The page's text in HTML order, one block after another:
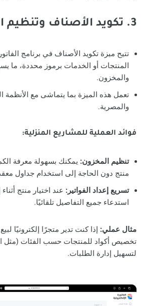
3. تكويد الأصناف وتنظيم المنتجات
تتيح ميزة تكويد الأصناف في برنامج
المنتجات أو الخدمات برموز محددة، ما
والمخزون.
تعمل هذه الميزة بما يتماشى مع الأنظمة
والمصرية.
فوائد العملية للمشاريع المنزلية:
تنظيم المخزون: يمكنك بسهولة معرفة
منتج دون الحاجة إلى استخدام جداول
تسريع إعداد الفواتير: عند اختيار منتج
استدعاء جميع التفاصيل تلقائيًا.
مثال عملي: إذا كنت تدير متجرًا إلكترونيًا
تخصيص أكواد للمنتجات حسب الفئات (مثل
لتسهيل إدارة الطلبات.